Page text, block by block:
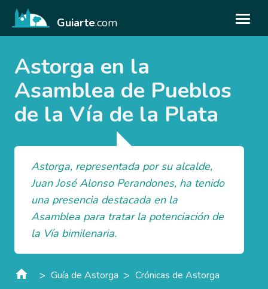
Guiarte.com
Astorga en la
Asamblea de Pueblos
de la Vía de la Plata
Astorga, representada por su alcalde,
Juan José Alonso Perandones, ha tenido
una presencia destacada en la
Asamblea para tratar la potenciación de
la Vía bimilenaria.
> Guía de Astorga > Crónicas de Astorga